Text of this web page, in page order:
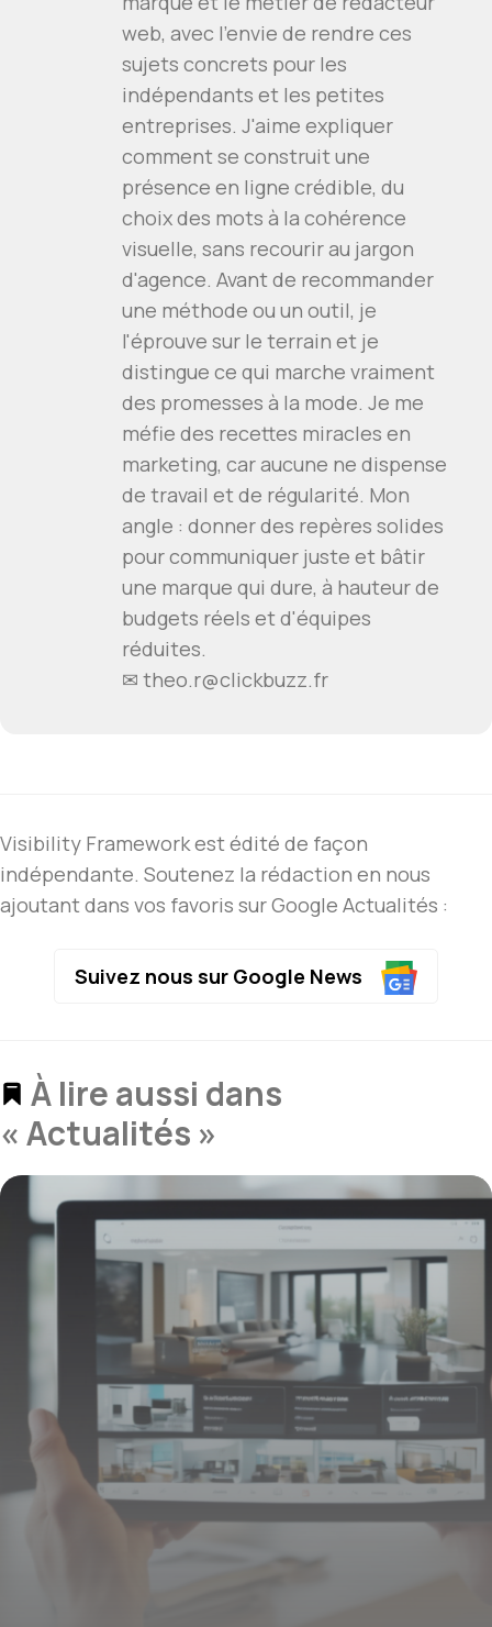
web, avec l'envie de rendre ces
sujets concrets pour les
indépendants et les petites
entreprises. J'aime expliquer
comment se construit une
présence en ligne crédible, du
choix des mots à la cohérence
visuelle, sans recourir au jargon
d'agence. Avant de recommander
une méthode ou un outil, je
l'éprouve sur le terrain et je
distingue ce qui marche vraiment
des promesses à la mode. Je me
méfie des recettes miracles en
marketing, car aucune ne dispense
de travail et de régularité. Mon
angle : donner des repères solides
pour communiquer juste et bâtir
une marque qui dure, à hauteur de
budgets réels et d'équipes
réduites.
✉ theo.r@clickbuzz.fr
Visibility Framework est édité de façon
indépendante. Soutenez la rédaction en nous
ajoutant dans vos favoris sur Google Actualités :
Suivez nous sur Google News
À lire aussi dans
« Actualités »